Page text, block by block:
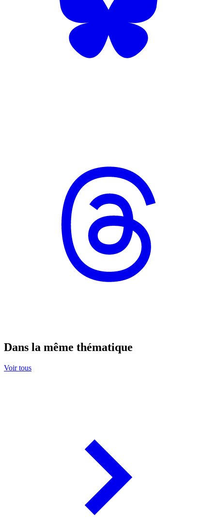
Dans la même thématique
Voir tous